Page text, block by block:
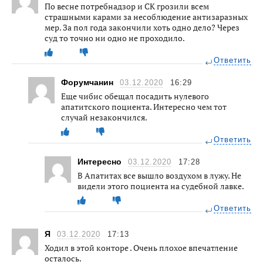
По весне потребнадзор и СК грозили всем
страшными карами за несоблюдение антизаразных
мер. За пол года закончили хоть одно дело? Через
суд то точно ни одно не проходило.
Ответить
Форумчанин 03.12.2020 16:29
Еще чибис обещал посадить нулевого
апатитского поциента. Интересно чем тот
случай незакончился.
Ответить
Интересно 03.12.2020 17:28
В Апатитах все вышло воздухом в лужу. Не
видели этого поциента на судебной лавке.
Ответить
Я 03.12.2020 17:13
Ходил в этой конторе . Очень плохое впечатление
осталось.